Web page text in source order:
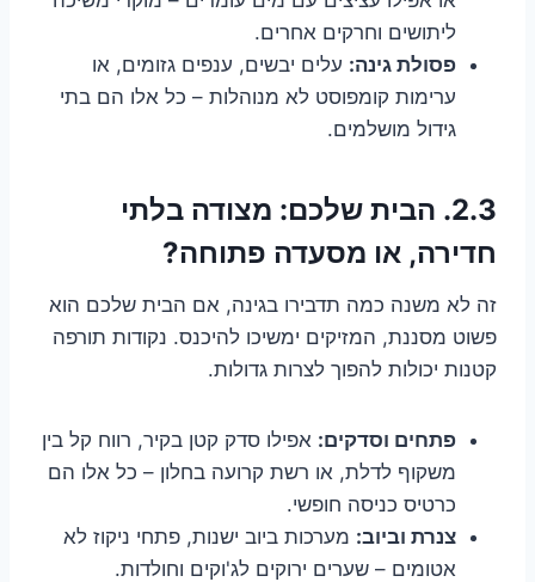
ליתושים וחרקים אחרים.
פסולת גינה: עלים יבשים, ענפים גזומים, או
ערימות קומפוסט לא מנוהלות – כל אלו הם בתי
גידול מושלמים.
2.3. הבית שלכם: מצודה בלתי
חדירה, או מסעדה פתוחה?
זה לא משנה כמה תדבירו בגינה, אם הבית שלכם הוא
פשוט מסננת, המזיקים ימשיכו להיכנס. נקודות תורפה
קטנות יכולות להפוך לצרות גדולות.
פתחים וסדקים: אפילו סדק קטן בקיר, רווח קל בין
משקוף לדלת, או רשת קרועה בחלון – כל אלו הם
כרטיס כניסה חופשי.
צנרת וביוב: מערכות ביוב ישנות, פתחי ניקוז לא
אטומים – שערים ירוקים לג'וקים וחולדות.